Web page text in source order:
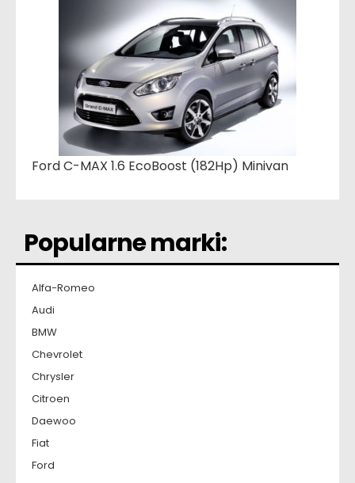
Ford C-MAX 1.6 EcoBoost (182Hp) Minivan
Popularne marki:
Alfa-Romeo
Audi
BMW
Chevrolet
Chrysler
Citroen
Daewoo
Fiat
Ford